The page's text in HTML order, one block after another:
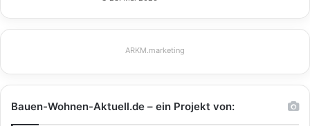
ARKM.marketing
Bauen-Wohnen-Aktuell.de – ein Projekt von: